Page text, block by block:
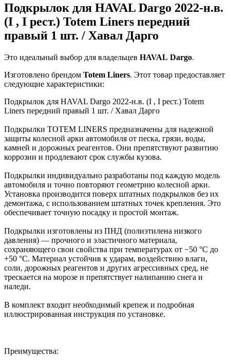
Подкрылок для HAVAL Dargo 2022-н.в.
(I , I рест.) Totem Liners передний
правый 1 шт. / Хавал Дарго
Это идеальный выбор для владельцев HAVAL Dargo.
Изготовлено брендом Totem Liners. Этот товар предоставляет
следующие характеристики:
Подкрылок для HAVAL Dargo 2022-н.в. (I , I рест.) Totem
Liners передний правый 1 шт. / Хавал Дарго
Подкрылки TOTEM LINERS предназначены для надежной
защиты колесной арки автомобиля от песка, грязи, воды,
камней и дорожных реагентов. Они препятствуют развитию
коррозии и продлевают срок службы кузова.
Подкрылки индивидуально разработаны под каждую модель
автомобиля и точно повторяют геометрию колесной арки.
Установка производится поверх штатных подкрылков без их
демонтажа, с использованием штатных точек крепления. Это
обеспечивает точную посадку и простой монтаж.
Подкрылки изготовлены из ПНД (полиэтилена низкого
давления) — прочного и эластичного материала,
сохраняющего свои свойства при температурах от −50 °C до
+50 °C. Материал устойчив к ударам, воздействию влаги,
соли, дорожных реагентов и других агрессивных сред, не
трескается на морозе и препятствует налипанию снега и
наледи.
В комплект входит необходимый крепеж и подробная
иллюстрированная инструкция по установке.
Преимущества: